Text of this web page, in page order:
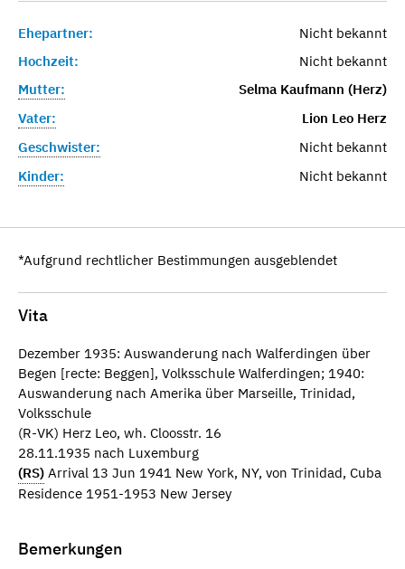
Ehepartner:
Nicht bekannt
Hochzeit:
Nicht bekannt
Mutter:
Selma Kaufmann (Herz)
Vater:
Lion Leo Herz
Geschwister:
Nicht bekannt
Kinder:
Nicht bekannt
*Aufgrund rechtlicher Bestimmungen ausgeblendet
Vita
Dezember 1935: Auswanderung nach Walferdingen über
Begen [recte: Beggen], Volksschule Walferdingen; 1940:
Auswanderung nach Amerika über Marseille, Trinidad,
Volksschule
(R-VK) Herz Leo, wh. Cloosstr. 16
28.11.1935 nach Luxemburg
(RS) Arrival 13 Jun 1941 New York, NY, von Trinidad, Cuba
Residence 1951-1953 New Jersey
Bemerkungen